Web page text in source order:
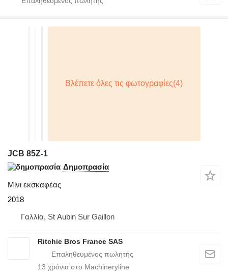
JCB 85Z-1
Δημοπρασία
Μίνι εκσκαφέας
2018
Γαλλία, St Aubin Sur Gaillon
Ritchie Bros France SAS
13 χρόνια στο Machineryline